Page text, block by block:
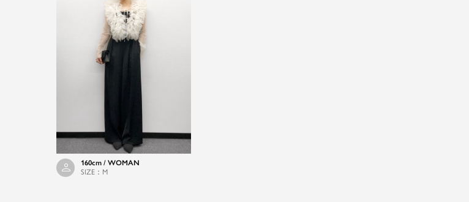
160cm / WOMAN
SIZE：M